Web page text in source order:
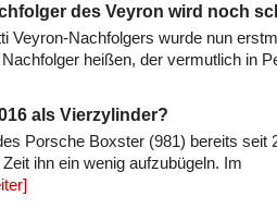
des Veyron wird noch
Veyron-Nachfolgers wurde nun
heißen, der vermutlich in
als Vierzylinder?
Porsche Boxster (981) bereits seit
ihn ein wenig aufzubügeln. Im